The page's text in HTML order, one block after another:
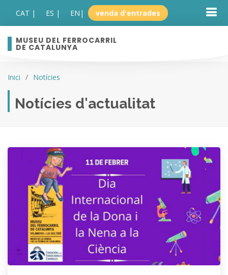
CAT | ES | EN | venda d'entrades
MUSEU DEL FERROCARRIL
DE CATALUNYA
Inici Notícies
Notícies d'actualitat